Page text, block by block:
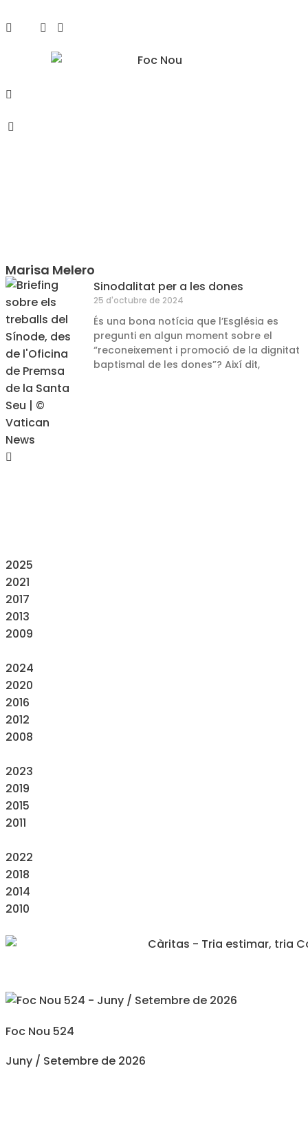
Marisa Melero
Sinodalitat per a les dones
25 d'octubre de 2024
És una bona notícia que l’Església es
pregunti en algun moment sobre el
“reconeixement i promoció de la dignitat
baptismal de les dones”? Així dit,
2025
2021
2017
2013
2009
2024
2020
2016
2012
2008
2023
2019
2015
2011
2022
2018
2014
2010
Foc Nou 524
Juny / Setembre de 2026